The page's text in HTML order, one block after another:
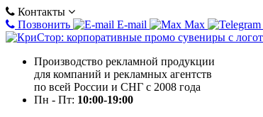
Контакты
Позвонить
E-mail Max
Производство рекламной продукции
для компаний и рекламных агентств
по всей России и СНГ с 2008 года
Пн - Пт: 10:00-19:00